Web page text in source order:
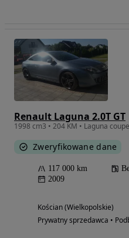
Renault Laguna 2.0T GT
1998 cm3 • 204 KM • Laguna
Zweryfikowane dane
117 000 km
2009
Kościan (Wielkopolskie)
Prywatny sprzedawca •